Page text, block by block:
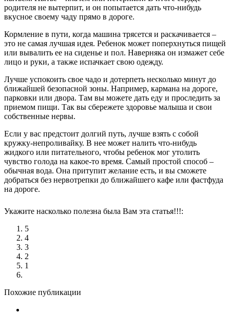
родителя не вытерпит, и он попытается дать что-нибудь
вкусное своему чаду прямо в дороге.
Кормление в пути, когда машина трясется и раскачивается –
это не самая лучшая идея. Ребенок может поперхнуться пищей
или вывалить ее на сиденье и пол. Наверняка он измажет себе
лицо и руки, а также испачкает свою одежду.
Лучше успокоить свое чадо и дотерпеть несколько минут до
ближайшей безопасной зоны. Например, кармана на дороге,
парковки или двора. Там вы можете дать еду и проследить за
приемом пищи. Так вы сбережете здоровье малыша и свои
собственные нервы.
Если у вас предстоит долгий путь, лучше взять с собой
кружку-непроливайку. В нее может налить что-нибудь
жидкого или питательного, чтобы ребенок мог утолить
чувство голода на какое-то время. Самый простой способ –
обычная вода. Она притупит желание есть, и вы сможете
добраться без нервотрепки до ближайшего кафе или фастфуда
на дороге.
Укажите насколько полезна была Вам эта статья!!!:
5
4
3
2
1
Похожие публикации